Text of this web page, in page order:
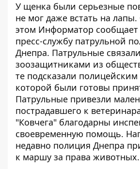
У щенка были серьезные
не мог даже встать на
этом Информатор
пресс-службу патрульной
Днепра. Патрульные
зоозащитниками из
те подсказали полицейским
которой были готовы
Патрульные привезли
пострадавшего к
"Ковчега" благодарны
своевременную помощь.
недавно полиция Днепра
к маршу за права животных.